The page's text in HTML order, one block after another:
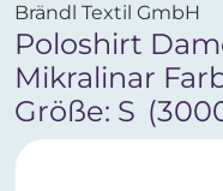
Brändl Textil GmbH
Poloshirt
Mikralinar
Größe: S